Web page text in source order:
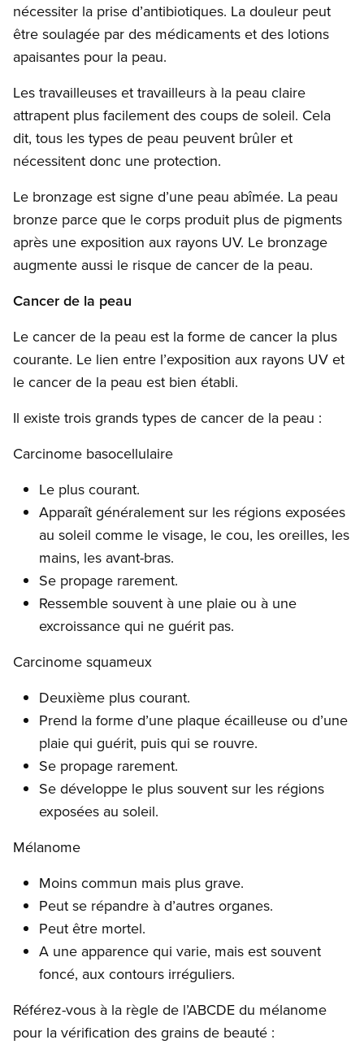
nécessiter la prise d’antibiotiques. La douleur peut
être soulagée par des médicaments et des lotions
apaisantes pour la peau.
Les travailleuses et travailleurs à la peau claire
attrapent plus facilement des coups de soleil. Cela
dit, tous les types de peau peuvent brûler et
nécessitent donc une protection.
Le bronzage est signe d’une peau abîmée. La peau
bronze parce que le corps produit plus de pigments
après une exposition aux rayons UV. Le bronzage
augmente aussi le risque de cancer de la peau.
Cancer de la peau
Le cancer de la peau est la forme de cancer la plus
courante. Le lien entre l’exposition aux rayons UV et
le cancer de la peau est bien établi.
Il existe trois grands types de cancer de la peau :
Carcinome basocellulaire
Le plus courant.
Apparaît généralement sur les régions exposées
au soleil comme le visage, le cou, les oreilles, les
mains, les avant-bras.
Se propage rarement.
Ressemble souvent à une plaie ou à une
excroissance qui ne guérit pas.
Carcinome squameux
Deuxième plus courant.
Prend la forme d’une plaque écailleuse ou d’une
plaie qui guérit, puis qui se rouvre.
Se propage rarement.
Se développe le plus souvent sur les régions
exposées au soleil.
Mélanome
Moins commun mais plus grave.
Peut se répandre à d’autres organes.
Peut être mortel.
A une apparence qui varie, mais est souvent
foncé, aux contours irréguliers.
Référez-vous à la règle de l’ABCDE du mélanome
pour la vérification des grains de beauté :